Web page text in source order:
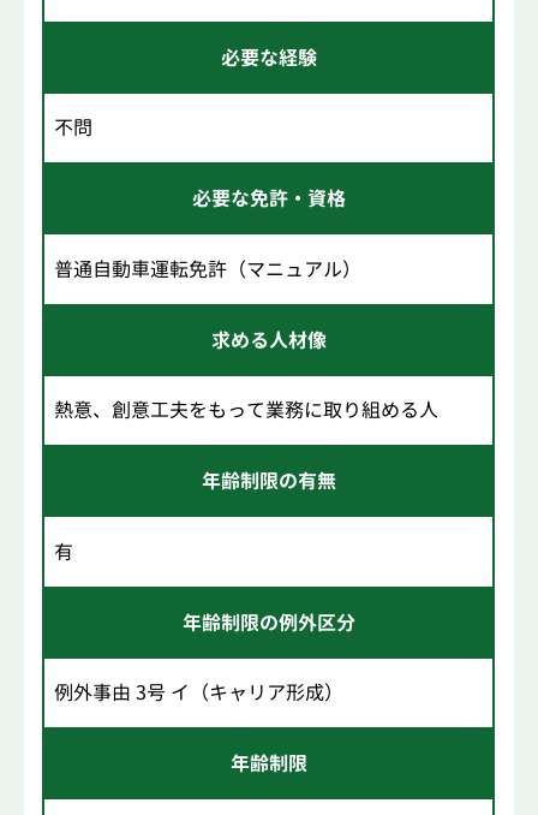
必要な経験
不問
必要な免許・資格
普通自動車運転免許（マニュアル）
求める人材像
熱意、創意工夫をもって業務に取り組める人
年齢制限の有無
有
年齢制限の例外区分
例外事由 3号 イ（キャリア形成）
年齢制限